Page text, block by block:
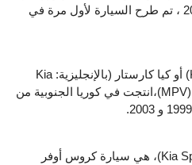
طرح السيارة كأصل في عام 2016 ، تم طرح السيارة لأول مرة في
كيا جويس (بالإنجليزية: Kia Joice) أو كيا كارستار (بالإنجليزية: Kia
Carstar)، سيارة مدمجة من فئة (MPV)،انتجت في كوريا الجنوبية من
كيا سبورتاج (بالإنجليزية: Kia Sportage)، هي سيارة كروس أوفر